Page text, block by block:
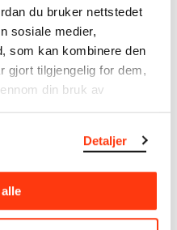
du bruker nettstedet
sosiale medier,
som kan kombinere den
gjort tilgjengelig for dem,
din bruk av
Detaljer
og
digitalisere Munchs
av museets
Munchs